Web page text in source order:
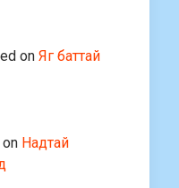
onЯг баттай
Надтай